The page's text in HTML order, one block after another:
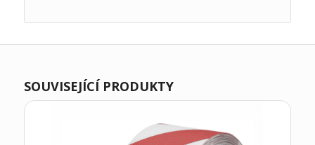
SOUVISEJÍCÍ PRODUKTY